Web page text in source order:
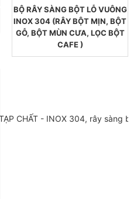
BỘ RÂY SÀNG BỘT LỖ VUÔNG
INOX 304 (RÂY BỘT MỊN, BỘT
GỖ, BỘT MÙN CƯA, LỌC BỘT
CAFE )